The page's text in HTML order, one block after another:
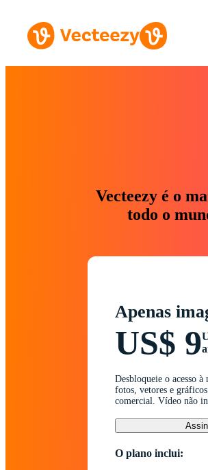
Vecteezy é o
todo o
Apenas
US$ 9
Desbloqueie o acesso à
fotos, vetores e
comercial. Vídeo não
O plano inclui: